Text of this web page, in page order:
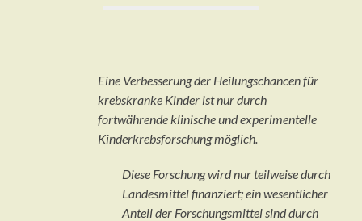
Eine Verbesserung der Heilungschancen für
krebskranke Kinder ist nur durch
fortwährende klinische und experimentelle
Kinderkrebsforschung möglich.
Diese Forschung wird nur teilweise durch
Landesmittel finanziert; ein wesentlicher
Anteil der Forschungsmittel sind durch